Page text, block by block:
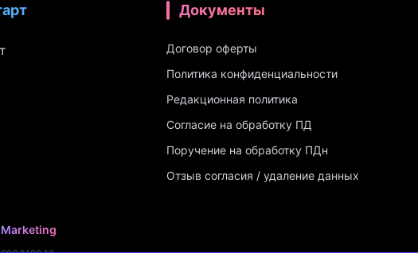
Документы
Договор оферты
Политика конфиденциальности
Редакционная политика
Согласие на обработку ПД
Поручение на обработку ПДн
Отзыв согласия / удаление данных